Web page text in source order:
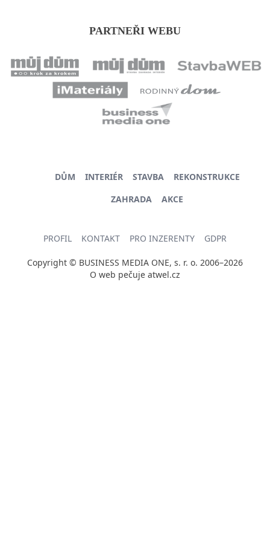
PARTNEŘI WEBU
DŮM INTERIÉR STAVBA
REKONSTRUKCE
ZAHRADA
AKCE
PROFIL KONTAKT PRO INZERENTY GDPR
Copyright © BUSINESS MEDIA ONE, s. r. o. 2006–2026